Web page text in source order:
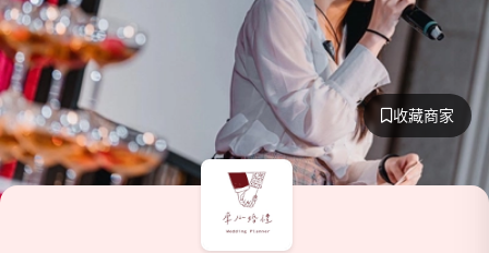
收藏商家